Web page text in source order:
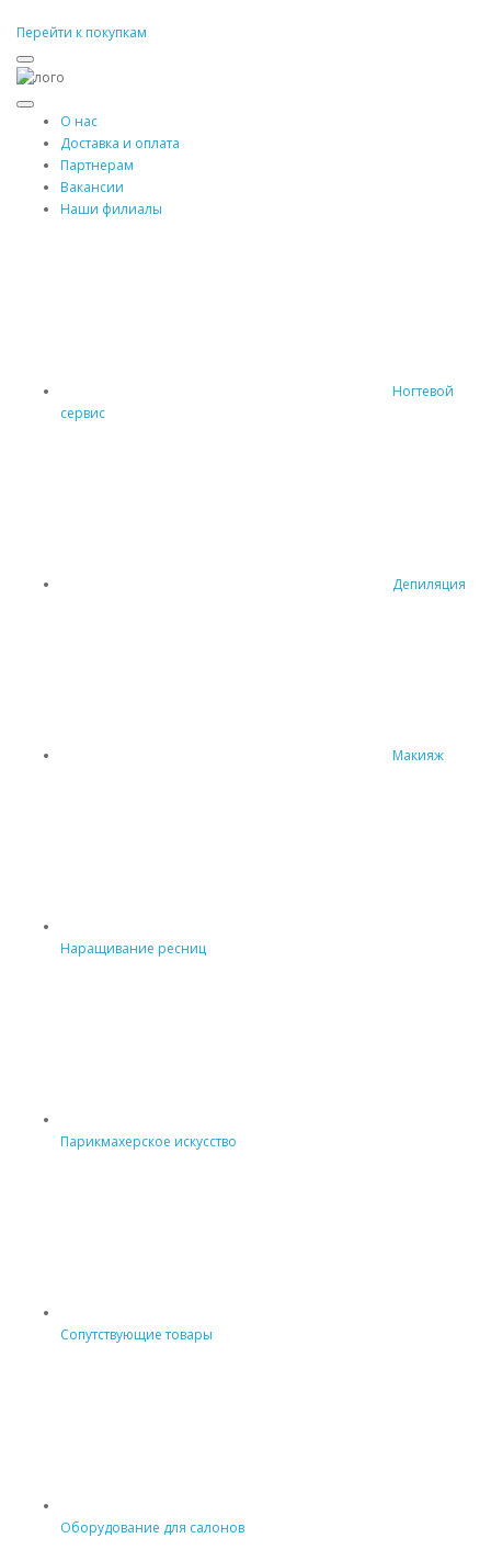
Перейти к покупкам
О нас
Доставка и оплата
Партнерам
Вакансии
Наши филиалы
Ногтевой
сервис
Депиляция
Макияж
Наращивание ресниц
Парикмахерское искусство
Сопутствующие товары
Оборудование для салонов